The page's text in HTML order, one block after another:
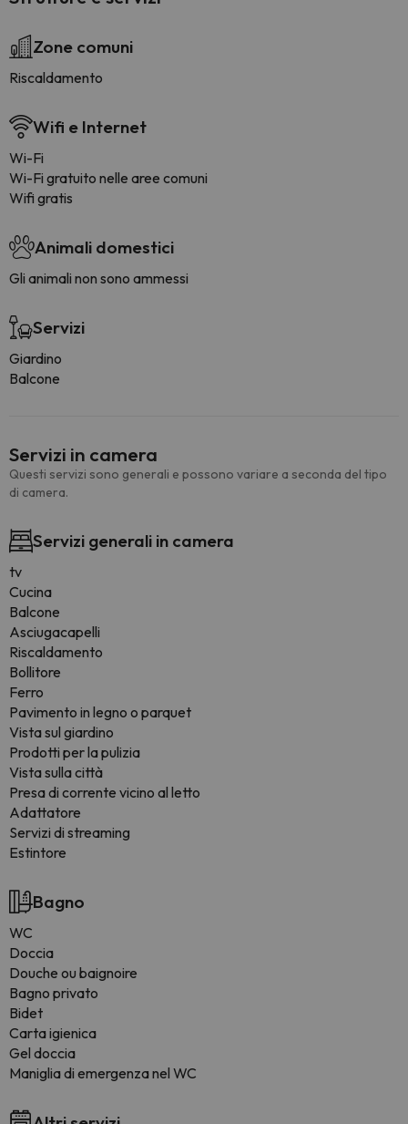
Zone comuni
Riscaldamento
Wifi e Internet
Wi-Fi
Wi-Fi gratuito nelle aree comuni
Wifi gratis
Animali domestici
Gli animali non sono ammessi
Servizi
Giardino
Balcone
Servizi in camera
Questi servizi sono generali e possono variare a seconda del tipo
di camera.
Servizi generali in camera
tv
Cucina
Balcone
Asciugacapelli
Riscaldamento
Bollitore
Ferro
Pavimento in legno o parquet
Vista sul giardino
Prodotti per la pulizia
Vista sulla città
Presa di corrente vicino al letto
Adattatore
Servizi di streaming
Estintore
Bagno
WC
Doccia
Douche ou baignoire
Bagno privato
Bidet
Carta igienica
Gel doccia
Maniglia di emergenza nel WC